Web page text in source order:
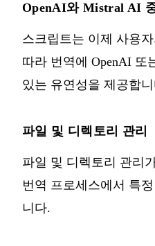
OpenAI와 Mistral AI
스크립트는 이제 사용
따라 번역에 OpenAI 또
있는 유연성을 제공합
파일 및 디렉토리 관리
파일 및 디렉토리 관리
번역 프로세스에서 특
니다.